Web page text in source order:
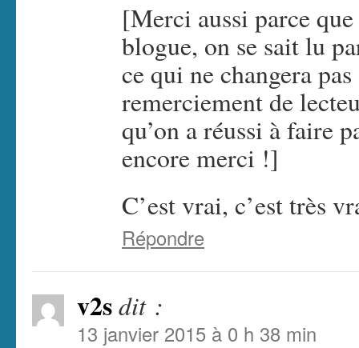
[Merci aussi parce
blogue, on se sait lu
ce qui ne changera
remerciement de
qu’on a réussi à faire
encore merci !]
C’est vrai, c’est très
Répondre
v2sdit :
13 janvier 2015 à 0 h 38 min